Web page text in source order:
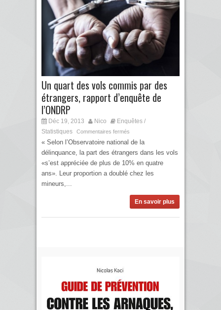
Un quart des vols commis par des
étrangers, rapport d’enquête de
l’ONDRP
Déc 19, 2013 Nico
Enquêtes /
Statistiques
Commentaires fermés
« Selon l’Observatoire national de la
délinquance, la part des étrangers dans les vols
«s’est appréciée de plus de 10% en quatre
ans». Leur proportion a doublé chez les
mineurs,...
En savoir plus